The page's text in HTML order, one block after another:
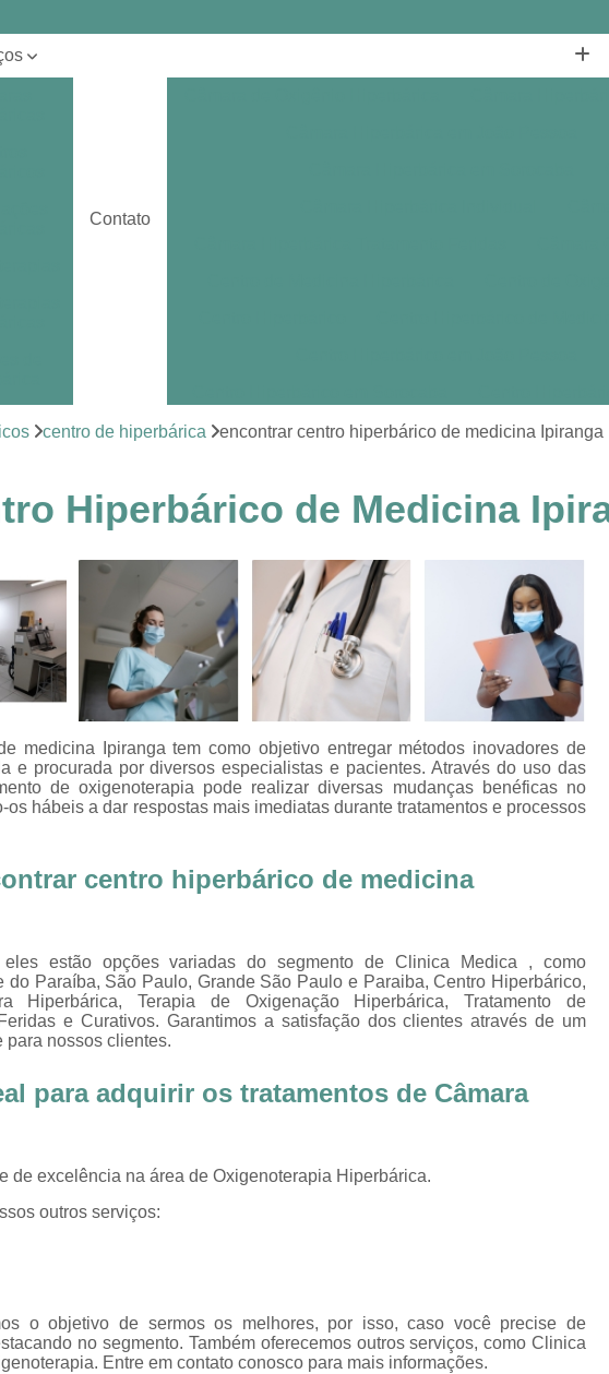
por
por
Contato
Clínica de Hiperbárica
Clínica de Medicina
Clínica Hiperbárica em João Pessoa
Clínica Oxigenoterapia Hiperbárica
Clínica
Oxigenação Hiperbárica Clínica
Oxigenação Hiperbárica em João Pessoa
Oxigenação Hiperbárica em Sorocaba
Oxigenação Hiperbárica Terapia
Oxigenação Via Hiperbárica
Terapia Oxigenação Hiperbárica
Oxigenoterapia
Oxigenoterapia em Taubaté
Oxigenoterapia Tratamento de Pé
Oxigenoterapia Hiperbárica
Oxigenoterapia Hiperbárica em Sorocaba
Oxigenoterapia Hiperbárica
Sessão Hiperbárica
Sessão
Sessão Hiperbárica em João Pessoa
centro de hiperbárica encontrar centro hiperbárico de medicina Ipiranga
Hiperbárico de Medicina
medicina Ipiranga tem como objetivo entregar métodos inovadores de
e procurada por diversos especialistas e pacientes. Através do uso das
de oxigenoterapia pode realizar diversas mudanças benéficas no
hábeis a dar respostas mais imediatas durante tratamentos e processos
centro hiperbárico de medicina
estão opções variadas do segmento de Clinica Medica , como
do Paraíba, São Paulo, Grande São Paulo e Paraiba, Centro Hiperbárico,
Hiperbárica, Terapia de Oxigenação Hiperbárica, Tratamento de
e Curativos. Garantimos a satisfação dos clientes através de um
nossos clientes.
para adquirir os tratamentos de Câmara
de excelência na área de Oxigenoterapia Hiperbárica.
outros serviços:
o objetivo de sermos os melhores, por isso, caso você precise de
no segmento. Também oferecemos outros serviços, como Clinica
Entre em contato conosco para mais informações.